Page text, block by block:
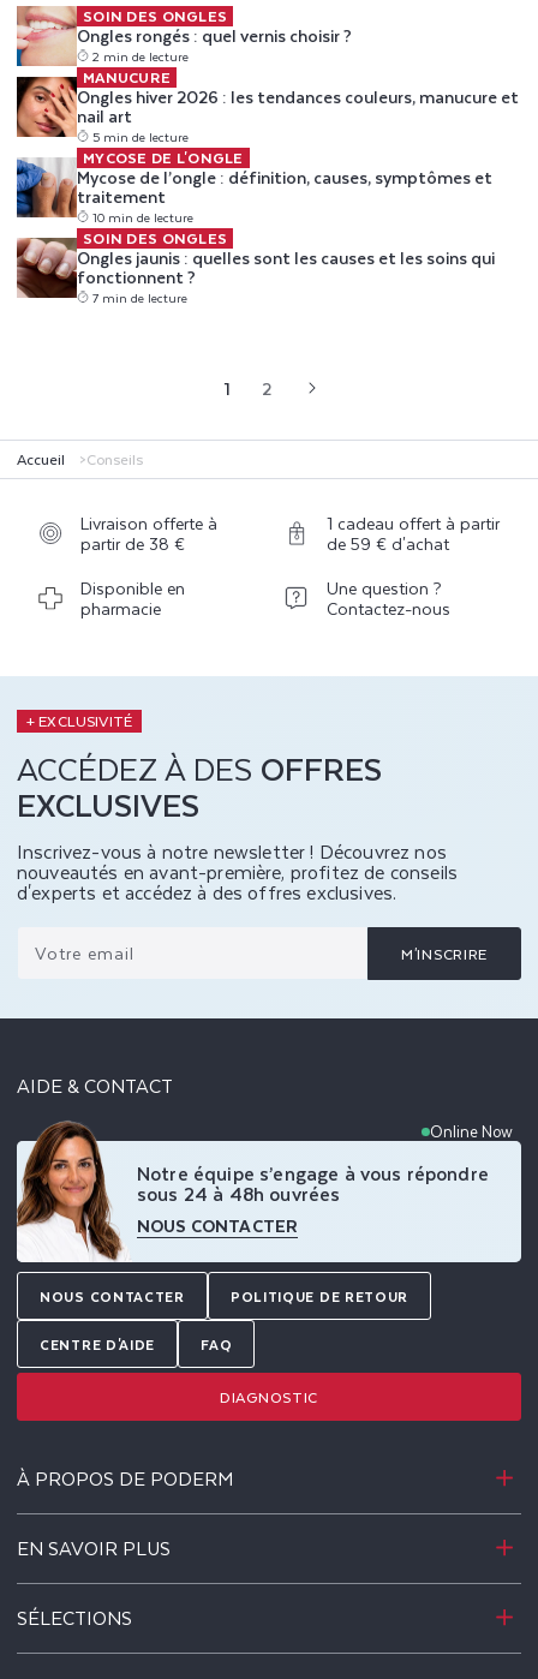
SOIN DES ONGLES
Ongles rongés : quel vernis choisir ?
2 min de lecture
Ongles rongés : quel vernis choisir ?
MANUCURE
Ongles hiver 2026 : les tendances couleurs, manucure et
nail art
5 min de lecture
Ongles hiver 2026 : les tendances couleurs, manucure et nail art
MYCOSE DE L'ONGLE
Mycose de l’ongle : définition, causes, symptômes et
traitement
10 min de lecture
Mycose de l’ongle : définition, causes, symptômes et traitement
SOIN DES ONGLES
Ongles jaunis : quelles sont les causes et les soins qui
fonctionnent ?
7 min de lecture
Ongles jaunis : quelles sont les causes et les soins qui
fonctionnent ?
1 2
Accueil Conseils
Livraison offerte à
partir de 38 €
1 cadeau offert à partir
de 59 € d'achat
Disponible en
pharmacie
Une question ?
Contactez-nous
+ EXCLUSIVITÉ
ACCÉDEZ À DES OFFRES
EXCLUSIVES
Inscrivez-vous à notre newsletter ! Découvrez nos
nouveautés en avant-première, profitez de conseils
d'experts et accédez à des offres exclusives.
Votre email M'INSCRIRE
AIDE & CONTACT
Online Now
Notre équipe s’engage à vous répondre
sous 24 à 48h ouvrées
NOUS CONTACTER
NOUS CONTACTER POLITIQUE DE RETOUR
CENTRE D'AIDE FAQ
DIAGNOSTIC
À PROPOS DE PODERM
EN SAVOIR PLUS
SÉLECTIONS